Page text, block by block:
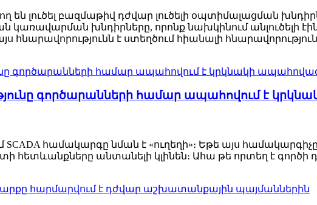
են լուծել բազմաթիվ դժվար լուծելի օպտիմալացման
կառավարման խնդիրները, որոնք նախկինում
հնարավորությունն է ստեղծում հիանալի
գործարանների համար ապահովում է
համակարգը նման է «ուղեղի»։ Եթե այս
հետևանքները անտանելի կլինեն։ Ահա թե որտեղ է գործի